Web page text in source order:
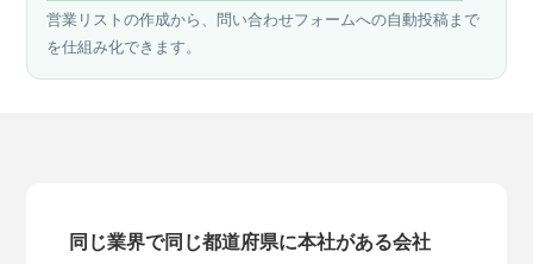
営業リストの作成から、問い合わせフォームへの自動投稿まで
を仕組み化できます。
同じ業界で同じ都道府県に本社がある会社